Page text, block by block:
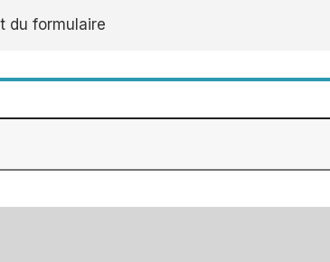
du formulaire